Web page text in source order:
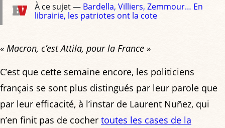
À ce sujet — Bardella, Villiers, Zemmour… En
librairie, les patriotes ont la cote
« Macron, c’est Attila, pour la France »
C’est que cette semaine encore, les politiciens
français se sont plus distingués par leur parole que
par leur efficacité, à l’instar de Laurent Nuñez, qui
n’en finit pas de cocher toutes les cases de la